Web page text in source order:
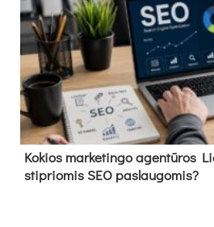
Kokios marketingo agentūros
stipriomis SEO paslaugomis?